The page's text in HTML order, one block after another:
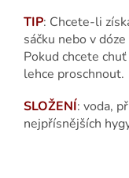
TIP: Chcete-li
sáčku nebo v
Pokud chcete
lehce proschnout.
SLOŽENÍ: voda,
nejpřísnějších